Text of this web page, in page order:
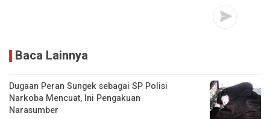
Baca Lainnya
Dugaan Peran Sungek sebagai SP Polisi
Narkoba Mencuat, Ini Pengakuan
Narasumber